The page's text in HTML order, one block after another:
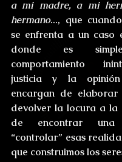
a mi madre, a mi
hermano..., que
se enfrenta a un caso
donde es
comportamiento
justicia y la
encargan de
devolver la locura a la
de encontrar
“controlar” esas
que construimos los